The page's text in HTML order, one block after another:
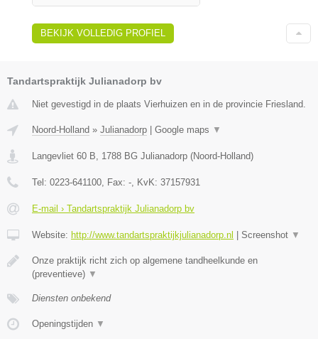
BEKIJK VOLLEDIG PROFIEL
Tandartspraktijk Julianadorp bv
Niet gevestigd in de plaats Vierhuizen en in de provincie Friesland.
Noord-Holland » Julianadorp Google maps ▼
Langevliet 60 B, 1788 BG Julianadorp (Noord-Holland)
Tel: 0223-641100, Fax: -, KvK: 37157931
E-mail › Tandartspraktijk Julianadorp bv
Website: http://www.tandartspraktijkjulianadorp.nl Screenshot ▼
Onze praktijk richt zich op algemene tandheelkunde en
(preventieve) ▼
Diensten onbekend
Openingstijden ▼